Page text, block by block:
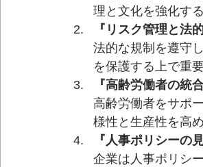
理と文化を強化す
『リスク管理と法
法的な規制を遵守
を保護する上で重要
『高齢労働者の統
高齢労働者をサポ
様性と生産性を高
『人事ポリシーの
企業は人事ポリシ